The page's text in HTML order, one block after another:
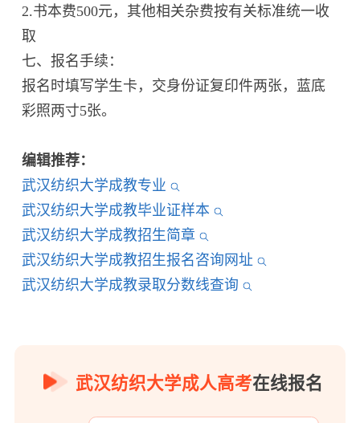
2.书本费500元，其他相关杂费按有关标准统一收
取
七、报名手续：
报名时填写学生卡，交身份证复印件两张，蓝底
彩照两寸5张。
编辑推荐：
武汉纺织大学成教专业
武汉纺织大学成教毕业证样本
武汉纺织大学成教招生简章
武汉纺织大学成教招生报名咨询网址
武汉纺织大学成教录取分数线查询
武汉纺织大学成人高考在线报名